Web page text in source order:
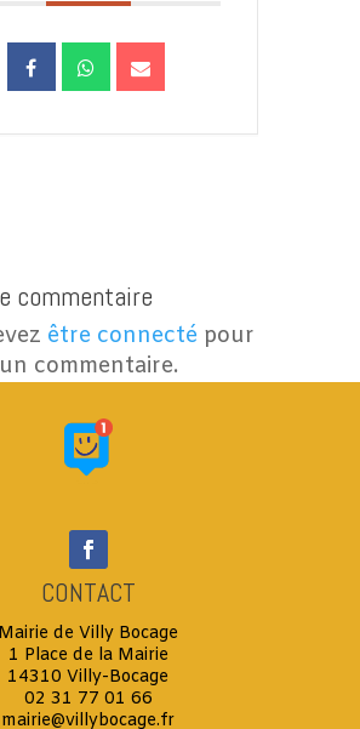
commentaire
être connecté pour
commentaire.
CONTACT
Mairie de Villy Bocage
1 Place de la Mairie
14310 Villy-Bocage
02 31 77 01 66
mairie@villybocage.fr